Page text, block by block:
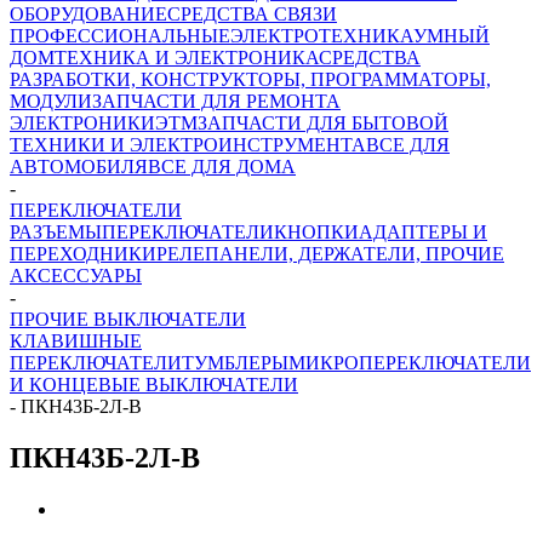
ОБОРУДОВАНИЕСРЕДСТВА СВЯЗИ
ПРОФЕССИОНАЛЬНЫЕЭЛЕКТРОТЕХНИКАУМНЫЙ
ДОМТЕХНИКА И ЭЛЕКТРОНИКАСРЕДСТВА
РАЗРАБОТКИ, КОНСТРУКТОРЫ, ПРОГРАММАТОРЫ,
МОДУЛИЗАПЧАСТИ ДЛЯ РЕМОНТА
ЭЛЕКТРОНИКИЭТМЗАПЧАСТИ ДЛЯ БЫТОВОЙ
ТЕХНИКИ И ЭЛЕКТРОИНСТРУМЕНТАВСЕ ДЛЯ
АВТОМОБИЛЯВСЕ ДЛЯ ДОМА
-
ПЕРЕКЛЮЧАТЕЛИ
РАЗЪЕМЫПЕРЕКЛЮЧАТЕЛИКНОПКИАДАПТЕРЫ И
ПЕРЕХОДНИКИРЕЛЕПАНЕЛИ, ДЕРЖАТЕЛИ, ПРОЧИЕ
АКСЕССУАРЫ
-
ПРОЧИЕ ВЫКЛЮЧАТЕЛИ
КЛАВИШНЫЕ
ПЕРЕКЛЮЧАТЕЛИТУМБЛЕРЫМИКРОПЕРЕКЛЮЧАТЕЛИ
И КОНЦЕВЫЕ ВЫКЛЮЧАТЕЛИ
- ПКН43Б-2Л-В
ПКН43Б-2Л-В